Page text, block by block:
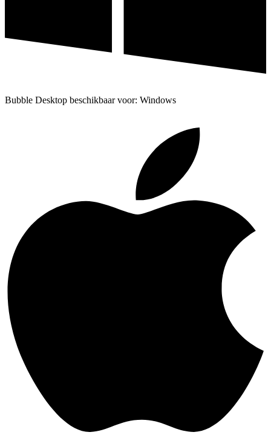
Bubble Desktop beschikbaar voor: Windows